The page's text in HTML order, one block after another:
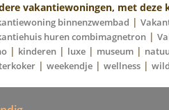
vakantiewoningen, met deze
binnenzwembad |
huren combimagnetron |
| kinderen | luxe | museum |
| weekendje | wellness |